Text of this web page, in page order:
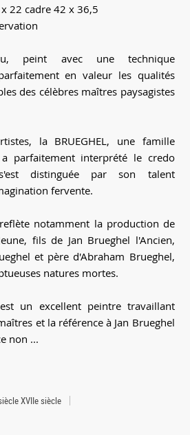
22 cadre 42 x 36,5
peint avec une technique
en valeur les qualités
des célèbres maîtres paysagistes
la BRUEGHEL, une famille
parfaitement interprété le credo
distinguée par son talent
fervente.
notamment la production de
fils de Jan Brueghel l'Ancien,
et père d'Abraham Brueghel,
natures mortes.
un excellent peintre travaillant
et la référence à Jan Brueghel
non ...
XVIIe siècle